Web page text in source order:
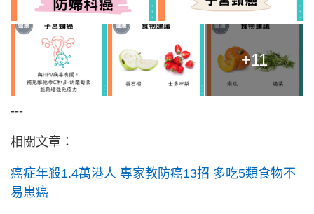
+11
---
相關文章：
癌症年殺1.4萬港人 專家教防癌13招 多吃5類食物不
易患癌